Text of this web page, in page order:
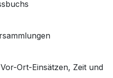
Ort-Einsätzen, Zeit und